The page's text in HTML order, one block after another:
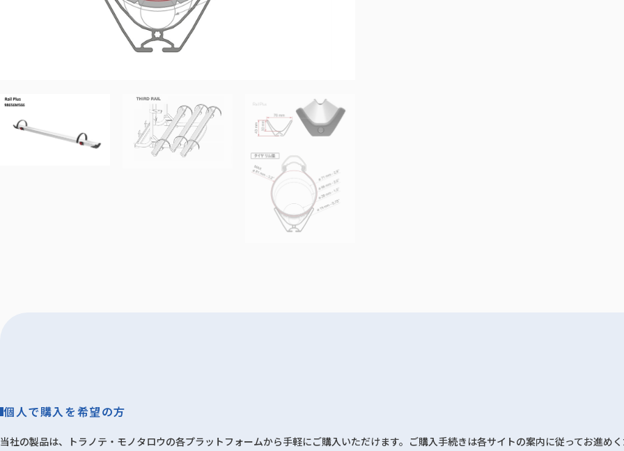
個人で購入を希望の方
当社の製品は、トラノテ・モノタロウの各プラットフォームから手軽にご購入いただけます。ご購入手続きは各サイトの案内に従ってお進め